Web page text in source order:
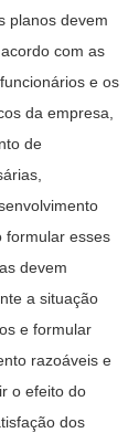
planos devem
com as
e os
da empresa,
de
formular esses
devem
a situação
e formular
razoáveis e
o efeito do
dos